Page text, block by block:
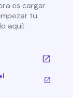
es cargar
tu
aquí: